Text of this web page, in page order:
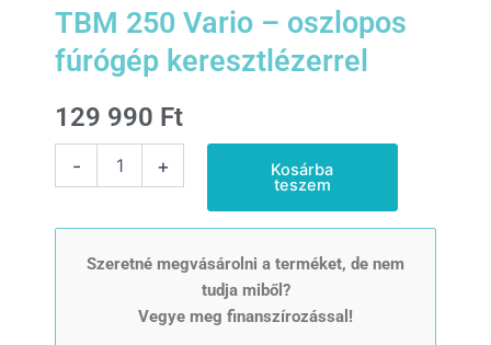
TBM 250 Vario – oszlopos
fúrógép keresztlézerrel
129 990 Ft
-
fúrógép
+ Kosárba
teszem
Szeretné megvásárolni a terméket, de nem
tudja miből?
Vegye meg finanszírozással!